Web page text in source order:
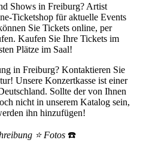
Shows in Freiburg? Artist
Ticketshop für aktuelle Events
Sie Tickets online, per
Kaufen Sie Ihre Tickets im
Plätze im Saal!
in Freiburg? Kontaktieren Sie
Unsere Konzertkasse ist einer
Sollte der von Ihnen
nicht in unserem Katalog sein,
ihn hinzufügen!
⭐ Fotos ☎️